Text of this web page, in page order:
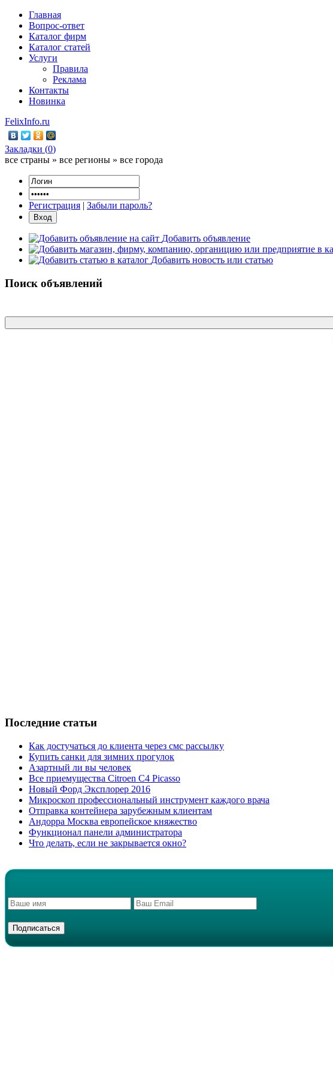
Главная
Вопрос-ответ
Каталог фирм
Каталог статей
Услуги
Правила
Реклама
Контакты
Новинка
FelixInfo.ru
Закладки (0)
все страны » все регионы » все города
Регистрация | Забыли пароль?
Добавить объявление
Добавить новость или статью
Поиск объявлений
Последние статьи
Как достучаться до клиента через смс рассылку
Купить санки для зимних прогулок
Азартный ли вы человек
Все приемущества Сitroen C4 Picasso
Новый Форд Эксплорер 2016
Микроскоп профессиональный инструмент каждого врача
Отправка контейнера зарубежным клиентам
Андорра Москва европейское княжество
Функционал панели администратора
Что делать, если не закрывается окно?